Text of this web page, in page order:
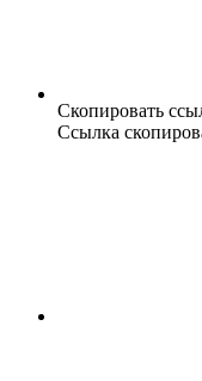
Скопировать
Ссылка